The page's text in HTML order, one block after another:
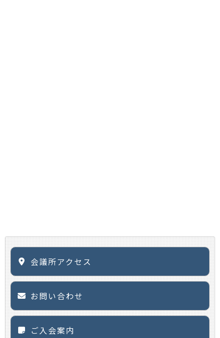
会議所アクセス
お問い合わせ
ご入会案内